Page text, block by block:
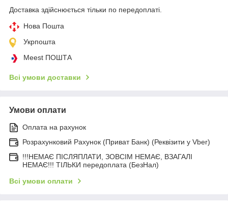
Доставка здійснюється тільки по передоплаті.
Нова Пошта
Укрпошта
Meest ПОШТА
Всі умови доставки
Умови оплати
Оплата на рахунок
Розрахунковий Рахунок (Приват Банк) (Реквізити у Vber)
!!!НЕМАЄ ПІСЛЯПЛАТИ, ЗОВСІМ НЕМАЄ, ВЗАГАЛІ
НЕМАЄ!!! ТІЛЬКИ передоплата (БезНал)
Всі умови оплати